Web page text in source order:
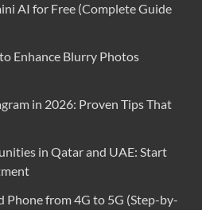
AI for Free (Complete Guide
Enhance Blurry Photos
in 2026: Proven Tips That
in Qatar and UAE: Start
Phone from 4G to 5G (Step-by-